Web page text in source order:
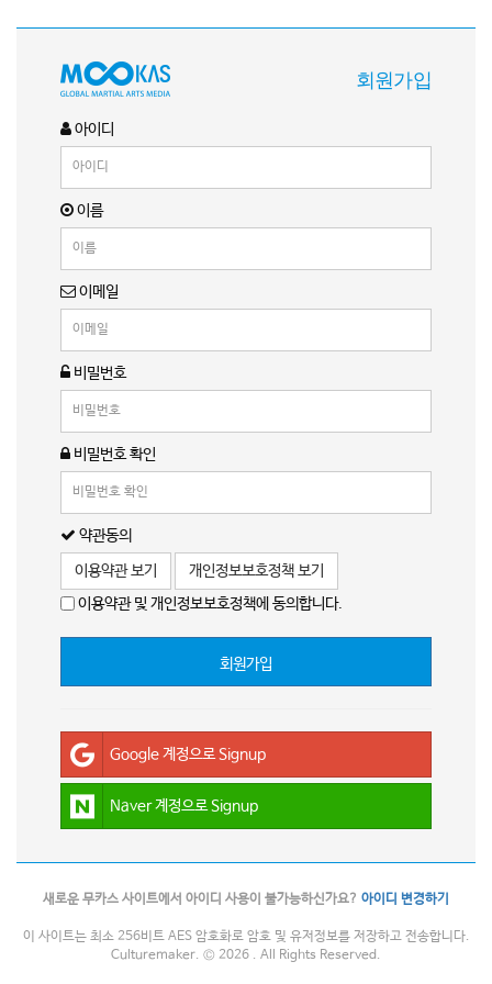
회원가입
아이디
이름
이메일
비밀번호
비밀번호 확인
약관동의
이용약관 보기
개인정보보호정책 보기
이용약관 및 개인정보보호정책에 동의합니다.
회원가입
Google 계정으로 Signup
Naver 계정으로 Signup
새로운 무카스 사이트에서 아이디 사용이 불가능하신가요? 아이디 변경하기
이 사이트는 최소 256비트 AES 암호화로 암호 및 유저정보를 저장하고 전송합니다.
Culturemaker. © 2026 . All Rights Reserved.